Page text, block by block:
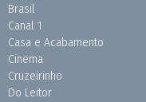
Brasil
Canal 1
Casa e Acabamento
Cinema
Cruzeirinho
Do Leitor